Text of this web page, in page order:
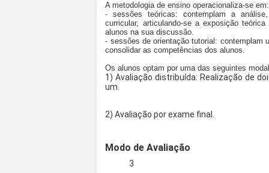
A metodologia de ensino operacionaliza-se em:
- sessões teóricas: contemplam a
curricular, articulando-se a exposição
alunos na sua discussão.
- sessões de orientação tutorial: contemplam
consolidar as competências dos alunos.
Os alunos optam por uma das seguintes
1) Avaliação distribuída: Realização de
um.
2) Avaliação por exame final.
Modo de Avaliação
3